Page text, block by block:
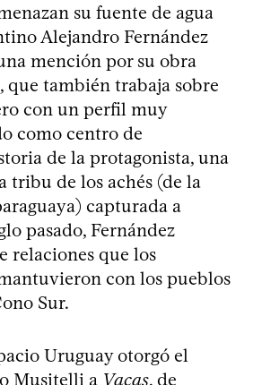
su fuente de agua
Alejandro Fernández
mención por su obra
, que también trabaja sobre
con un perfil muy
como centro de
de la protagonista, una
tribu de los achés (de la
capturada a
pasado, Fernández
relaciones que los
con los pueblos
Sur.
Uruguay otorgó el
Musitelli a Vacas, de